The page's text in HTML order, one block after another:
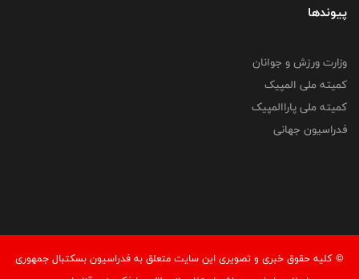
پیوندها
وزارت ورزش و جوانان
کمیته ملی المپیک
کمیته ملی پاراالمپیک
فدراسیون جهانی
© کليه حقوق خبری و تصويری اين سايت متعلق به فدراسیون بسکتبال جمهوری